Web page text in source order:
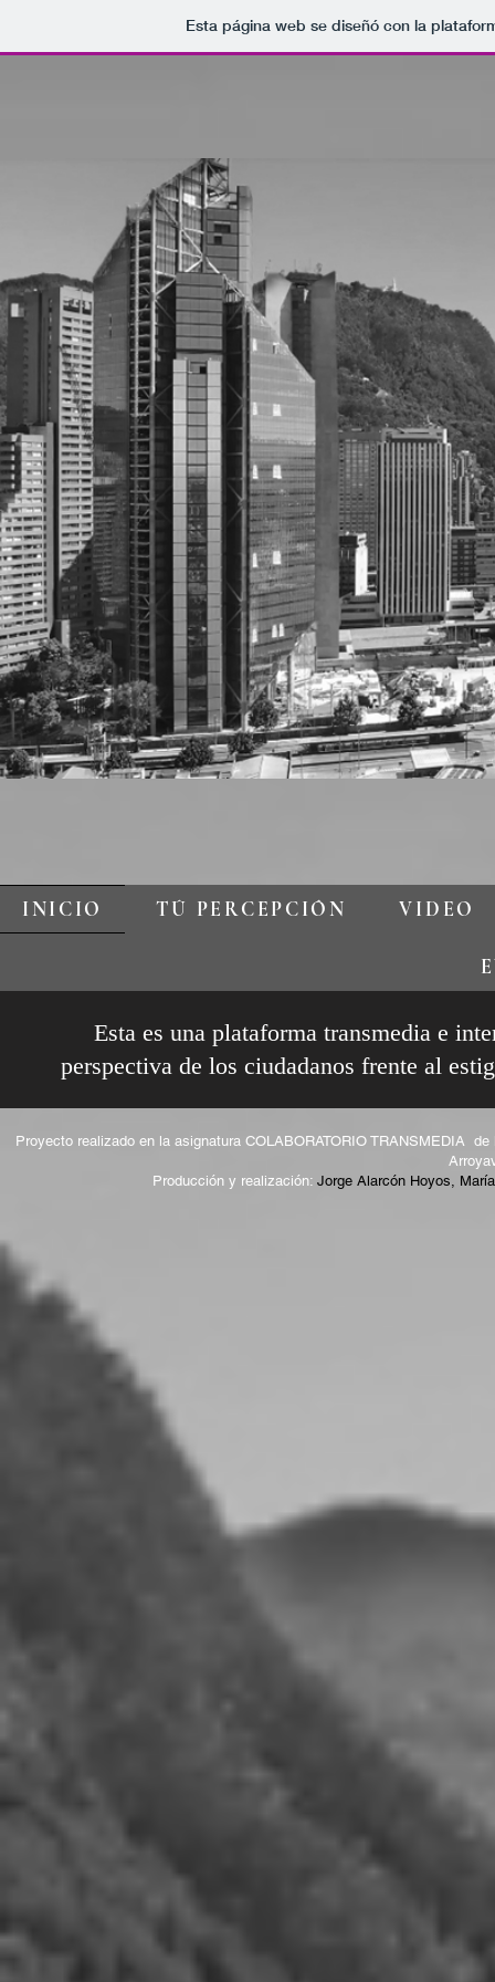
Esta página web se diseñó con la
INICIO TÚ PERCEPCIÓN VIDEO
Esta es una plataforma transmedia e
perspectiva de los ciudadanos frente al
Proyecto realizado en la asignatura COLABORATORIO TRANSMEDIA
Producción y realización: Jorge Alarcón Hoyos,